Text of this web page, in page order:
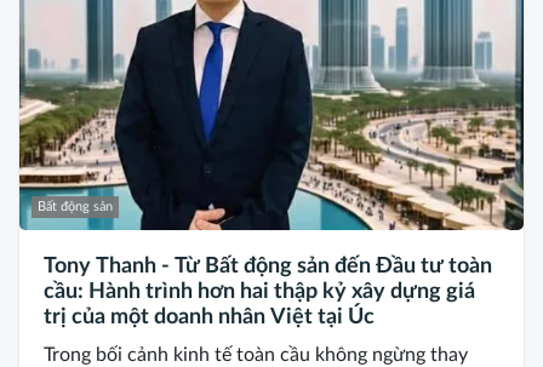
Bất động sản
Tony Thanh - Từ Bất động sản đến Đầu tư toàn
cầu: Hành trình hơn hai thập kỷ xây dựng giá
trị của một doanh nhân Việt tại Úc
Trong bối cảnh kinh tế toàn cầu không ngừng thay